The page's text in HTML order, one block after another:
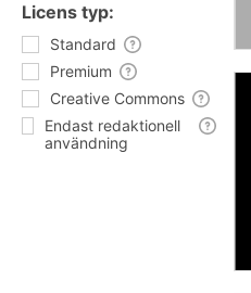
Licens typ:
Standard
Premium
Creative Commons
Endast redaktionell
användning